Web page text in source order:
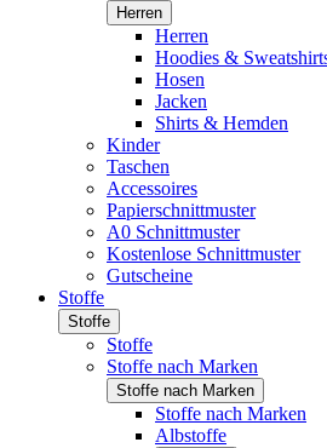
Herren
Herren
Hoodies &
Hosen
Jacken
Shirts & Hemden
Kinder
Taschen
Accessoires
Papierschnittmuster
A0 Schnittmuster
Kostenlose Schnittmuster
Gutscheine
Stoffe
Stoffe
Stoffe
Stoffe nach Marken
Stoffe nach Marken
Stoffe nach Marken
Albstoffe